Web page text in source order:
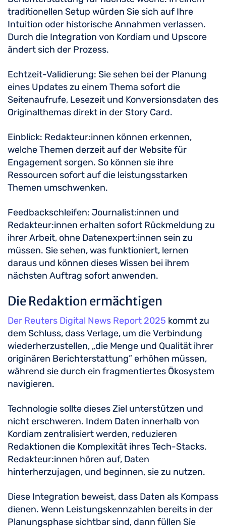
traditionellen Setup würden Sie sich auf Ihre
Intuition oder historische Annahmen verlassen.
Durch die Integration von Kordiam und Upscore
ändert sich der Prozess.
Echtzeit-Validierung: Sie sehen bei der Planung
eines Updates zu einem Thema sofort die
Seitenaufrufe, Lesezeit und Konversionsdaten des
Originalthemas direkt in der Story Card.
Einblick: Redakteur:innen können erkennen,
welche Themen derzeit auf der Website für
Engagement sorgen. So können sie ihre
Ressourcen sofort auf die leistungsstarken
Themen umschwenken.
Feedbackschleifen: Journalist:innen und
Redakteur:innen erhalten sofort Rückmeldung zu
ihrer Arbeit, ohne Datenexpert:innen sein zu
müssen. Sie sehen, was funktioniert, lernen
daraus und können dieses Wissen bei ihrem
nächsten Auftrag sofort anwenden.
Die Redaktion ermächtigen
Der Reuters Digital News Report 2025 kommt zu
dem Schluss, dass Verlage, um die Verbindung
wiederherzustellen, „die Menge und Qualität ihrer
originären Berichterstattung” erhöhen müssen,
während sie durch ein fragmentiertes Ökosystem
navigieren.
Technologie sollte dieses Ziel unterstützen und
nicht erschweren. Indem Daten innerhalb von
Kordiam zentralisiert werden, reduzieren
Redaktionen die Komplexität ihres Tech-Stacks.
Redakteur:innen hören auf, Daten
hinterherzujagen, und beginnen, sie zu nutzen.
Diese Integration beweist, dass Daten als Kompass
dienen. Wenn Leistungskennzahlen bereits in der
Planungsphase sichtbar sind, dann füllen Sie